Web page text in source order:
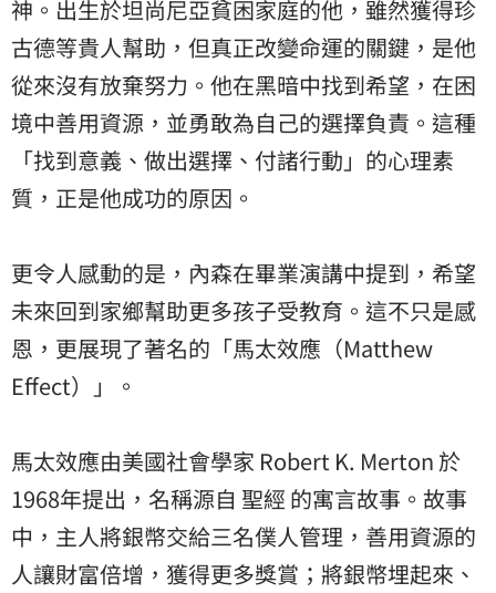
神。出生於坦尚尼亞貧困家庭的他，雖然獲得珍
古德等貴人幫助，但真正改變命運的關鍵，是他
從來沒有放棄努力。他在黑暗中找到希望，在困
境中善用資源，並勇敢為自己的選擇負責。這種
「找到意義、做出選擇、付諸行動」的心理素
質，正是他成功的原因。
更令人感動的是，內森在畢業演講中提到，希望
未來回到家鄉幫助更多孩子受教育。這不只是感
恩，更展現了著名的「馬太效應（Matthew
Effect）」。
馬太效應由美國社會學家 Robert K. Merton 於
1968年提出，名稱源自 聖經 的寓言故事。故事
中，主人將銀幣交給三名僕人管理，善用資源的
人讓財富倍增，獲得更多獎賞；將銀幣埋起來、